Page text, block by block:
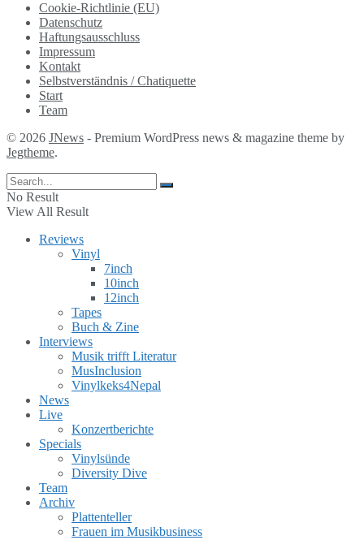
Cookie-Richtlinie (EU)
Datenschutz
Haftungsausschluss
Impressum
Kontakt
Selbstverständnis / Chatiquette
Start
Team
© 2026 JNews - Premium WordPress news & magazine theme by
Jegtheme.
No Result
View All Result
Reviews
Vinyl
7inch
10inch
12inch
Tapes
Buch & Zine
Interviews
Musik trifft Literatur
MusInclusion
Vinylkeks4Nepal
News
Live
Konzertberichte
Specials
Vinylsünde
Diversity Dive
Team
Archiv
Plattenteller
Frauen im Musikbusiness